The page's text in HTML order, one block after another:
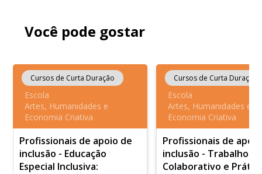
Você pode gostar
Cursos de Curta Duração
Escola
Artes, Humanidades e
Economia Criativa
Profissionais de apoio de
inclusão - Educação
Especial Inclusiva:
Cursos de Curta Duração
Escola
Artes, Humanidades e
Economia Criativa
Profissionais de
inclusão - Trabalho
Colaborativo e